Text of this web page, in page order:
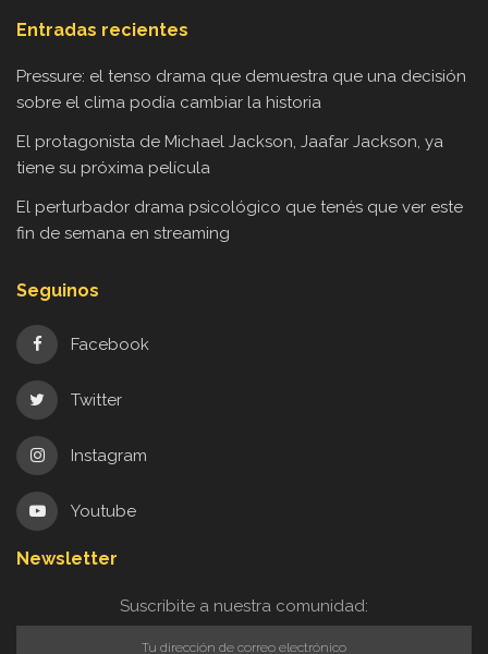
Entradas recientes
Pressure: el tenso drama que demuestra que una decisión
sobre el clima podía cambiar la historia
El protagonista de Michael Jackson, Jaafar Jackson, ya
tiene su próxima película
El perturbador drama psicológico que tenés que ver este
fin de semana en streaming
Seguinos
Facebook
Twitter
Instagram
Youtube
Newsletter
Suscribite a nuestra comunidad: